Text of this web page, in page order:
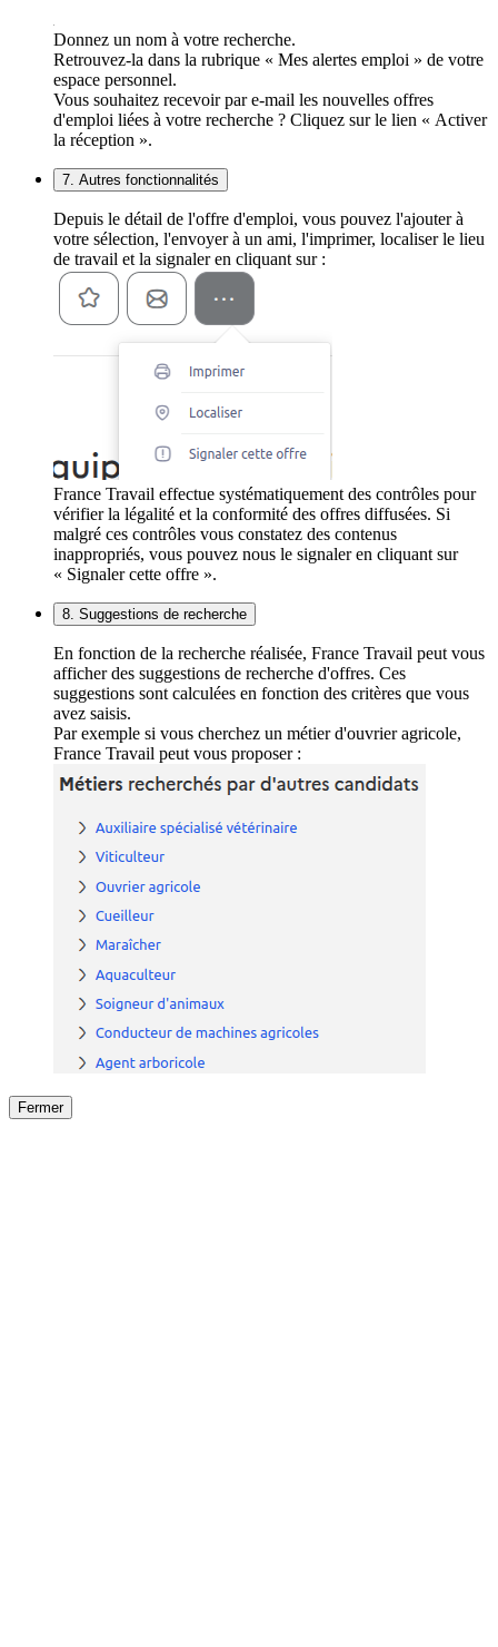
Donnez un nom à votre recherche.
Retrouvez-la dans la rubrique « Mes alertes emploi » de votre
espace personnel.
Vous souhaitez recevoir par e-mail les nouvelles offres
d'emploi liées à votre recherche ? Cliquez sur le lien « Activer
la réception ».
7. Autres fonctionnalités
Depuis le détail de l'offre d'emploi, vous pouvez l'ajouter à
votre sélection, l'envoyer à un ami, l'imprimer, localiser le lieu
de travail et la signaler en cliquant sur :
France Travail effectue systématiquement des contrôles pour
vérifier la légalité et la conformité des offres diffusées. Si
malgré ces contrôles vous constatez des contenus
inappropriés, vous pouvez nous le signaler en cliquant sur
« Signaler cette offre ».
8. Suggestions de recherche
En fonction de la recherche réalisée, France Travail peut vous
afficher des suggestions de recherche d'offres. Ces
suggestions sont calculées en fonction des critères que vous
avez saisis.
Par exemple si vous cherchez un métier d'ouvrier agricole,
France Travail peut vous proposer :
Fermer